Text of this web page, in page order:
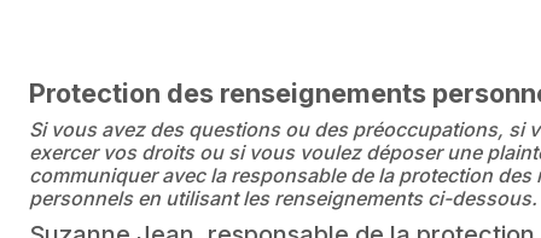
Protection des renseignements
Si vous avez des questions ou des préoccupations, si
exercer vos droits ou si vous voulez déposer une
communiquer avec la responsable de la protection des
personnels en utilisant les renseignements ci-dessous.